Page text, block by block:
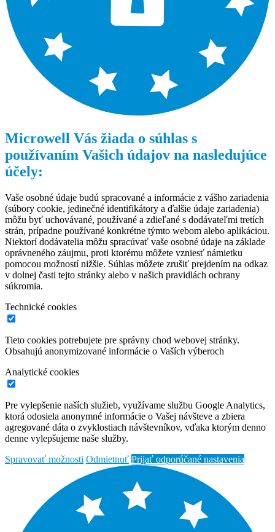
Microwell Vás žiada o súhlas s
používaním Vašich údajov na nasledujúce
účely:
Vaše osobné údaje budú spracované a informácie z vášho zariadenia
(súbory cookie, jedinečné identifikátory a ďalšie údaje zariadenia)
môžu byť uchovávané, používané a zdieľané s dodávateľmi tretích
strán, prípadne používané konkrétne týmto webom alebo aplikáciou.
Niektorí dodávatelia môžu spracúvať vaše osobné údaje na základe
oprávneného záujmu, proti ktorému môžete vzniesť námietku
pomocou možností nižšie. Súhlas môžete zrušiť prejdením na odkaz
v dolnej časti tejto stránky alebo v našich pravidlách ochrany
súkromia.
Technické cookies
Tieto cookies potrebujete pre správny chod webovej stránky.
Obsahujú anonymizované informácie o Vaších výberoch
Analytické cookies
Pre vylepšenie naších služieb, využívame službu Google Analytics,
ktorá odosiela anonymné informácie o Vašej návšteve a zbiera
agregované dáta o zvyklostiach návštevníkov, vďaka ktorým denno
denne vylepšujeme naše služby.
Spravovať možnosti Odmietnuť Prijať odporúčané nastavenia